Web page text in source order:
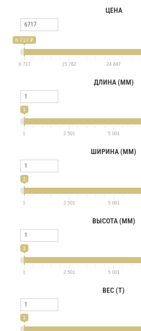
ЦЕНА
6 717 ₽
6 717 15 782 24 847
ДЛИНА (ММ)
1
1 2 501 5 001
ШИРИНА (ММ)
1
1 2 501 5 001
ВЫСОТА (ММ)
1
1 2 501 5 001
ВЕС (Т)
1